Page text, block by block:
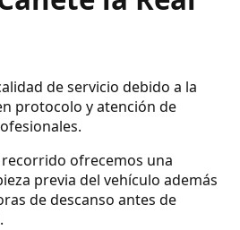
de servicio debido a la
protocolo y atención de
ofrecemos una
previa del vehículo además
de descanso antes de